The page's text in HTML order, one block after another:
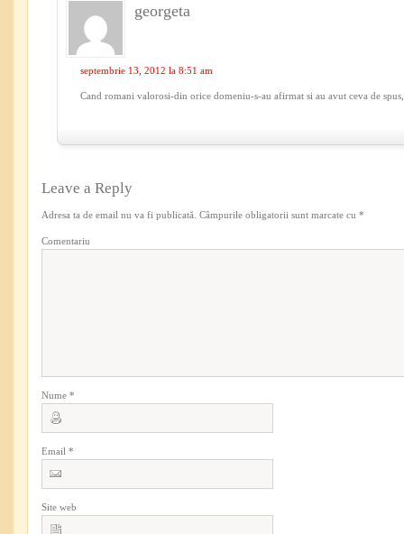
georgeta
septembrie 13, 2012 la 8:51 am
Cand romani valorosi-din orice domeniu-s-au afirmat si au avut ceva de
Leave a Reply
Adresa ta de email nu va fi publicată. Câmpurile obligatorii sunt marcate cu *
Comentariu
Nume *
Email *
Site web